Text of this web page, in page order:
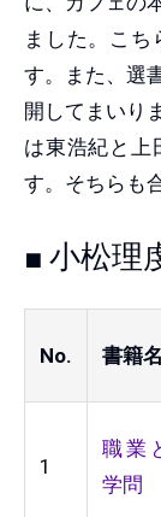
ました。こち
す。また、選
開してまいり
は東浩紀と上
す。そちらも
■ 小松理
No. 書籍名
1
職業
学問